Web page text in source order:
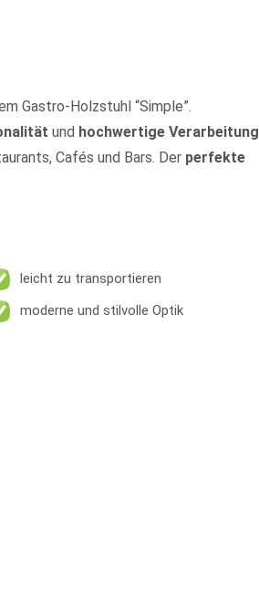
Gastro-Holzstuhl “Simple”.
und hochwertige Verarbeitung
Cafés und Bars. Der perfekte
leicht zu transportieren
moderne und stilvolle Optik